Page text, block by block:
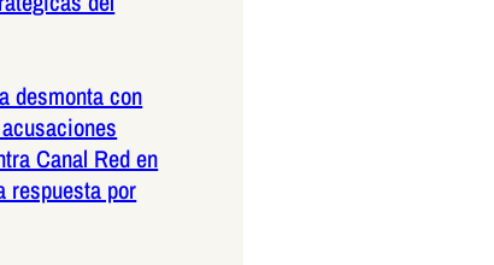
desmonta con
Canal Red en
respuesta por